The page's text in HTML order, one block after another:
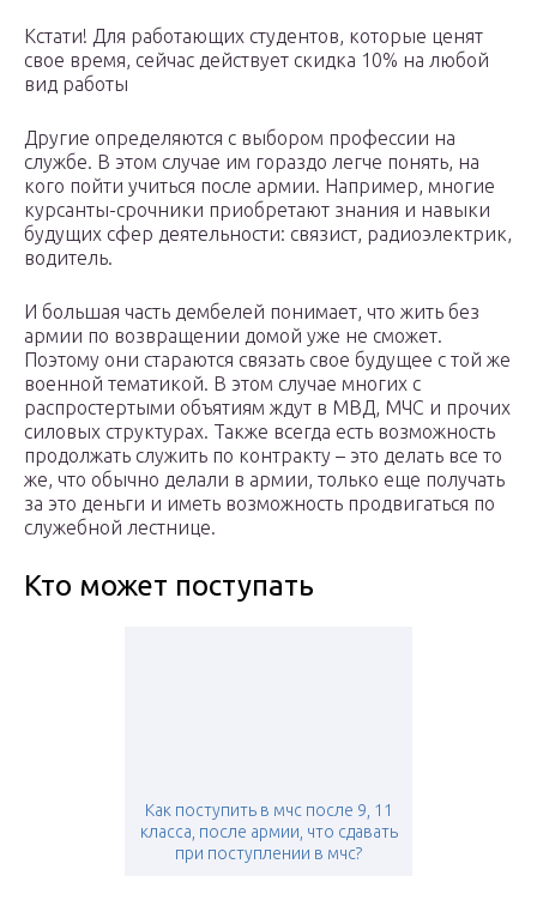
Кстати! Для работающих студентов, которые ценят
свое время, сейчас действует скидка 10% на любой
вид работы
Другие определяются с выбором профессии на
службе. В этом случае им гораздо легче понять, на
кого пойти учиться после армии. Например, многие
курсанты-срочники приобретают знания и навыки
будущих сфер деятельности: связист, радиоэлектрик,
водитель.
И большая часть дембелей понимает, что жить без
армии по возвращении домой уже не сможет.
Поэтому они стараются связать свое будущее с той же
военной тематикой. В этом случае многих с
распростертыми объятиям ждут в МВД, МЧС и прочих
силовых структурах. Также всегда есть возможность
продолжать служить по контракту – это делать все то
же, что обычно делали в армии, только еще получать
за это деньги и иметь возможность продвигаться по
служебной лестнице.
Кто может поступать
Как поступить в мчс после 9, 11
класса, после армии, что сдавать
при поступлении в мчс?